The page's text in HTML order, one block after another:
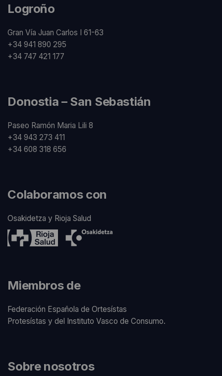
Logroño
Gran Vía Juan Carlos I 61-63
+34 941 890 295
+34 747 421 177
Donostia – San Sebastián
Paseo Ramón Maria Lili 8
+34 943 273 411
+34 608 318 656
Colaboramos con
Osakidetza y Rioja Salud
Miembros de
Federación Española de Ortesístas
Protesístas y del Instituto Vasco de Consumo.
Sobre nosotros